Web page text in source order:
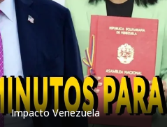
Impacto Venezuela